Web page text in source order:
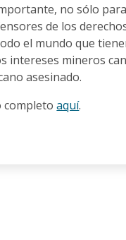
no sólo
de los
el mundo que
intereses mineros
asesinado.
completoaquí.